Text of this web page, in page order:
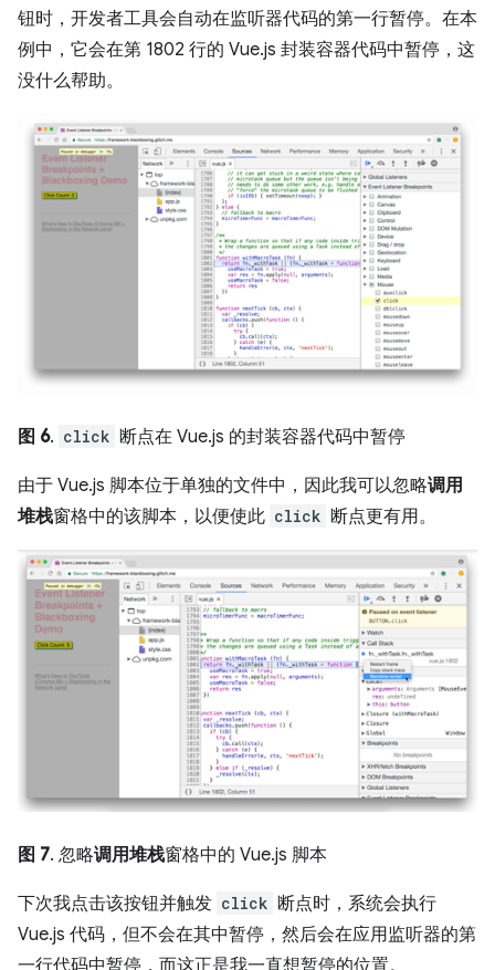
钮时，开发者工具会自动在监听器代码的第一行暂停。在本
例中，它会在第 1802 行的 Vue.js 封装容器代码中暂停，这
没什么帮助。
图 6. click 断点在 Vue.js 的封装容器代码中暂停
由于 Vue.js 脚本位于单独的文件中，因此我可以忽略调用
堆栈窗格中的该脚本，以便使此 click 断点更有用。
图 7. 忽略调用堆栈窗格中的 Vue.js 脚本
下次我点击该按钮并触发 click 断点时，系统会执行
Vue.js 代码，但不会在其中暂停，然后会在应用监听器的第
一行代码中暂停，而这正是我一直想暂停的位置。